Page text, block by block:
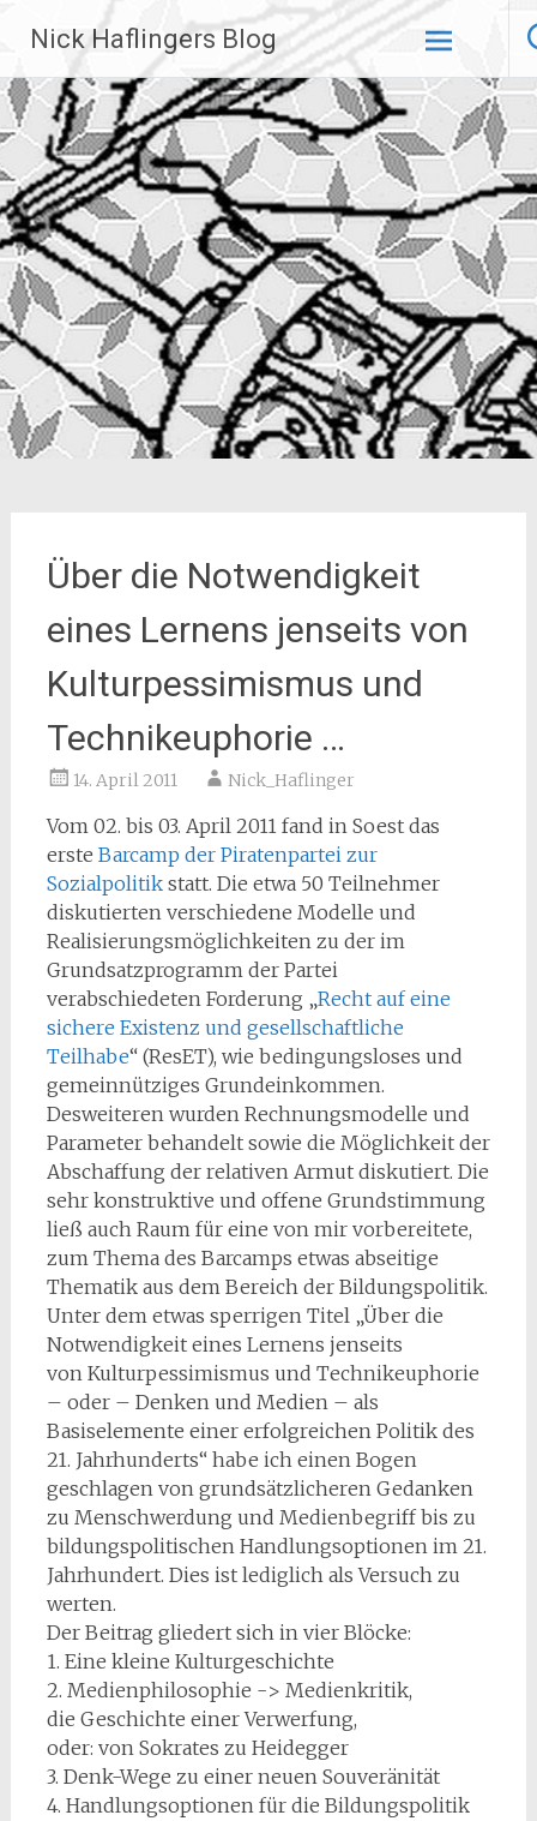
Inhalt
springen
Nick Haflingers Blog
Über die Notwendigkeit
eines Lernens jenseits von
Kulturpessimismus und
Technikeuphorie …
14. April 2011 Nick_Haflinger
Vom 02. bis 03. April 2011 fand in Soest das
erste Barcamp der Piratenpartei zur
Sozialpolitikstatt. Die etwa 50 Teilnehmer
diskutierten verschiedene Modelle und
Realisierungsmöglichkeitenzu der im
Grundsatzprogramm der Partei
verabschiedeten Forderung „Recht auf eine
sichere Existenz und gesellschaftliche
Teilhabe“ (ResET), wie bedingungsloses und
gemeinnütziges Grundeinkommen.
Desweiteren wurden Rechnungsmodelle und
Parameter behandelt sowie die Möglichkeit der
Abschaffung der relativen Armut diskutiert. Die
sehr konstruktive und offene Grundstimmung
ließ auch Raum für eine von mir vorbereitete,
zum Thema des Barcamps etwas abseitige
Thematik aus dem Bereich der Bildungspolitik.
Unter dem etwas sperrigen Titel „Über die
Notwendigkeit eines Lernens jenseits
von Kulturpessimismus und Technikeuphorie
– oder – Denken und Medien – als
Basiselemente einer erfolgreichen Politik des
21. Jahrhunderts“ habe ich einen Bogen
geschlagen von grundsätzlicheren Gedanken
zu Menschwerdung und Medienbegriff bis zu
bildungspolitischen Handlungsoptionen im 21.
Jahrhundert. Dies ist lediglich als Versuch zu
werten.
Der Beitrag gliedert sich in vier Blöcke:
1. Eine kleine Kulturgeschichte
2. Medienphilosophie -> Medienkritik,
die Geschichte einer Verwerfung,
oder: von Sokrates zu Heidegger
3. Denk-Wege zu einer neuen Souveränität
4. Handlungsoptionen für die Bildungspolitik